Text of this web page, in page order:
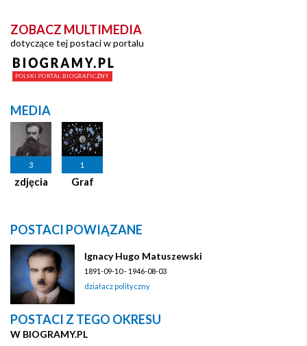
ZOBACZ MULTIMEDIA
dotyczące tej postaci w portalu
MEDIA
3
zdjęcia
1
Graf
POSTACI POWIĄZANE
Ignacy Hugo Matuszewski
1891-09-10 - 1946-08-03
działacz polityczny
POSTACI Z TEGO OKRESU
W BIOGRAMY.PL